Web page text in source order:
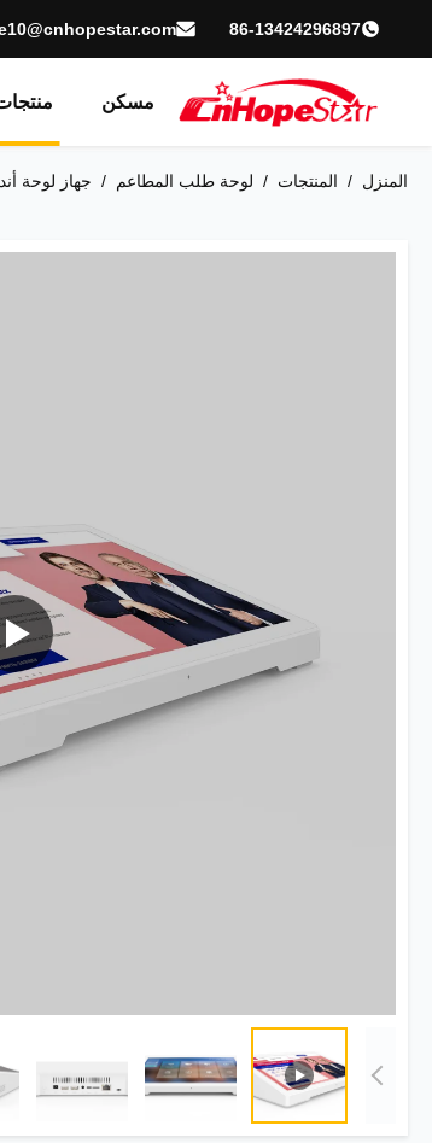
86-13424296897
مسكن
المنزل / المنتجات / لوحة طلب المطاعم / جهاز لوحة أندرويد مضاد للماء 10.1